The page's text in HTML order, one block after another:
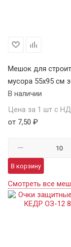
Мешок для
мусора 55х95 см
В наличии
Цена за 1 шт с
от 7,50 ₽
В корзину
Смотреть все